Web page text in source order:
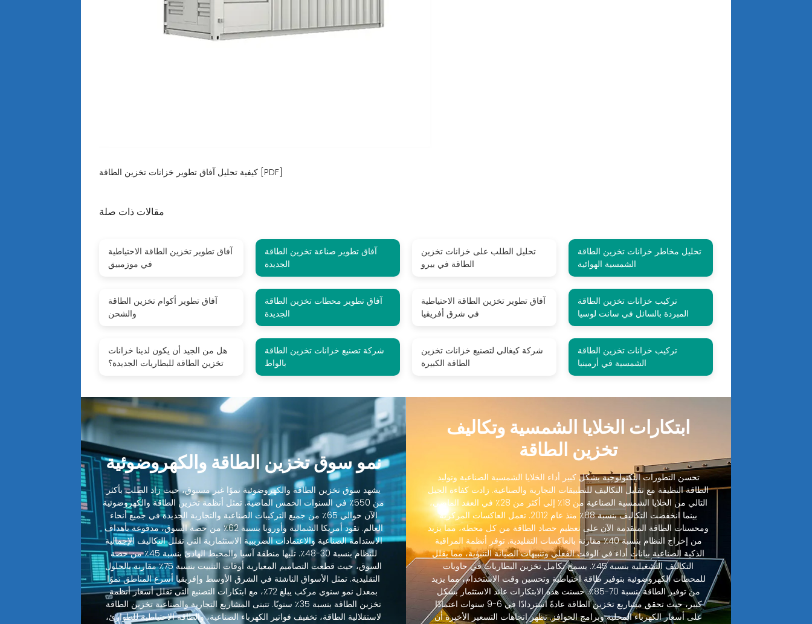
كيفية تحليل آفاق تطوير خزانات تخزين الطاقة [PDF]
مقالات ذات صلة
آفاق تطوير تخزين الطاقة الاحتياطية
في موزمبيق
آفاق تطوير صناعة تخزين الطاقة
الجديدة
تحليل الطلب على خزانات تخزين
الطاقة في بيرو
تحليل مخاطر خزانات تخزين الطاقة
الشمسية الهوائية
آفاق تطوير أكوام تخزين الطاقة
والشحن
آفاق تطوير محطات تخزين الطاقة
الجديدة
آفاق تطوير تخزين الطاقة الاحتياطية
في شرق أفريقيا
تركيب خزانات تخزين الطاقة
المبردة بالسائل في سانت لوسيا
هل من الجيد أن يكون لدينا خزانات
تخزين الطاقة للبطاريات الجديدة؟
شركة تصنيع خزانات تخزين الطاقة
بالواط
شركة كيغالي لتصنيع خزانات تخزين
الطاقة الكبيرة
تركيب خزانات تخزين الطاقة
الشمسية في أرمينيا
نمو سوق تخزين الطاقة والكهروضوئية
يشهد سوق تخزين الطاقة والكهروضوئية نموًا غير مسبوق، حيث زاد الطلب بأكثر
من 550٪ في السنوات الخمس الماضية. تمثل أنظمة تخزين الطاقة والكهروضوئية
الآن حوالي 65٪ من جميع التركيبات الصناعية والتجارية الجديدة في جميع أنحاء
العالم. تقود أمريكا الشمالية وأوروبا بنسبة 62٪ من حصة السوق، مدفوعة بأهداف
الاستدامة الصناعية والاعتمادات الضريبية الاستثمارية التي تقلل التكاليف الإجمالية
للنظام بنسبة 30-48٪. تليها منطقة آسيا والمحيط الهادئ بنسبة 45٪ من حصة
السوق، حيث قطعت التصاميم المعيارية أوقات التثبيت بنسبة 75٪ مقارنة بالحلول
التقليدية. تمثل الأسواق الناشئة في الشرق الأوسط وإفريقيا أسرع المناطق نموًا
بمعدل نمو سنوي مركب يبلغ 72٪، مع ابتكارات التصنيع التي تقلل أسعار أنظمة
تخزين الطاقة بنسبة 35٪ سنويًا. تتبنى المشاريع التجارية والصناعية تخزين الطاقة
لاستقلالية الطاقة، تخفيف فواتير الكهرباء الصناعية، والطاقة الاحتياطية للطوارئ،
ابتكارات الخلايا الشمسية وتكاليف
تخزين الطاقة
تحسن التطورات التكنولوجية بشكل كبير أداء الخلايا الشمسية الصناعية وتوليد
الطاقة النظيفة مع تقليل التكاليف للتطبيقات التجارية والصناعية. زادت كفاءة الجيل
التالي من الخلايا الشمسية الصناعية من 18٪ إلى أكثر من 28٪ في العقد الماضي،
بينما انخفضت التكاليف بنسبة 88٪ منذ عام 2012. تعمل العاكسات المركزية
ومحسنات الطاقة المتقدمة الآن على تعظيم حصاد الطاقة من كل محطة، مما يزيد
من إخراج النظام بنسبة 40٪ مقارنة بالعاكسات التقليدية. توفر أنظمة المراقبة
الذكية الصناعية بيانات أداء في الوقت الفعلي وتنبيهات الصيانة التنبؤية، مما يقلل
التكاليف التشغيلية بنسبة 45٪. يسمح تكامل تخزين البطاريات في حاويات
للمحطات الكهروضوئية بتوفير طاقة احتياطية وتحسين وقت الاستخدام، مما يزيد
من توفير الطاقة بنسبة 70-85٪. حسنت هذه الابتكارات عائد الاستثمار بشكل
كبير، حيث تحقق مشاريع تخزين الطاقة عادةً استردادًا في 6-9 سنوات اعتمادًا
على أسعار الكهرباء المحلية وبرامج الحوافز. تظهر اتجاهات التسعير الأخيرة أن